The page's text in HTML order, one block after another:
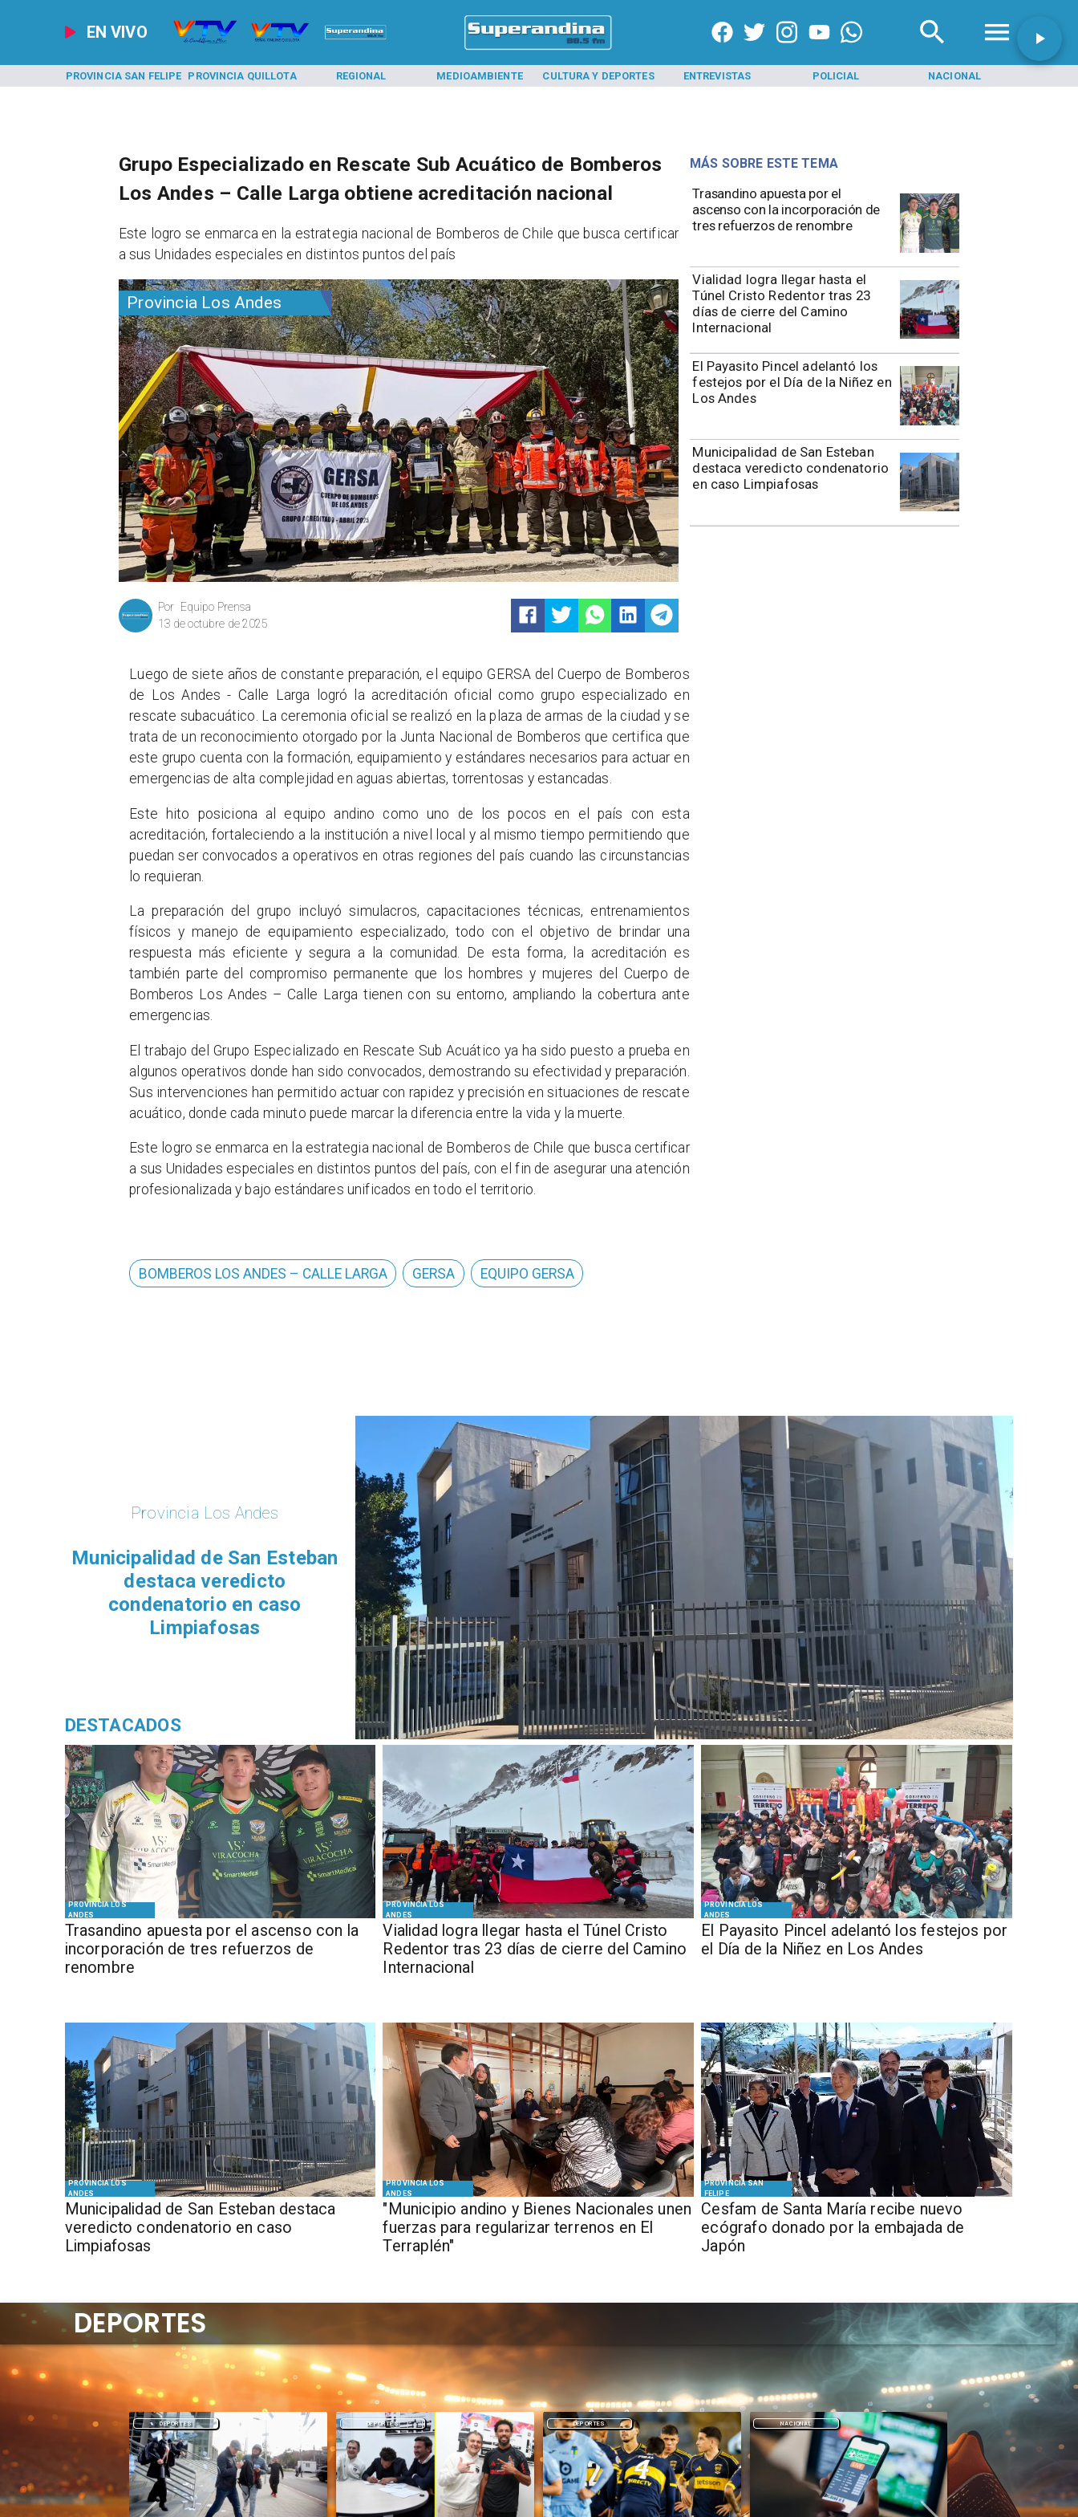
EN VIVO
PROVINCIA SAN FELIPE PROVINCIA QUILLOTA REGIONAL MEDIOAMBIENTE CULTURA Y DEPORTES ENTREVISTAS POLICIAL NACIONAL
Provincia Los Andes
Equipo Prensa
Por
13 de octubre de 2025
Trasandino apuesta por el
ascenso con la incorporación de
tres refuerzos de renombre
Vialidad logra llegar hasta el
Túnel Cristo Redentor tras 23
días de cierre del Camino
Internacional
El Payasito Pincel adelantó los
festejos por el Día de la Niñez en
Los Andes
Municipalidad de San Esteban
destaca veredicto condenatorio
en caso Limpiafosas
MÁS SOBRE ESTE TEMA
Grupo Especializado en Rescate Sub Acuático de Bomberos
Los Andes – Calle Larga obtiene acreditación nacional
​Este logro se enmarca en la estrategia nacional de Bomberos de Chile que busca certificar
a sus Unidades especiales en distintos puntos del país
Luego de siete años de constante preparación, el equipo GERSA del Cuerpo de Bomberos
de Los Andes - Calle Larga logró la acreditación oficial como grupo especializado en
rescate subacuático. La ceremonia oficial se realizó en la plaza de armas de la ciudad y se
trata de un reconocimiento otorgado por la Junta Nacional de Bomberos que certifica que
este grupo cuenta con la formación, equipamiento y estándares necesarios para actuar en
emergencias de alta complejidad en aguas abiertas, torrentosas y estancadas.
Este hito posiciona al equipo andino como uno de los pocos en el país con esta
acreditación, fortaleciendo a la institución a nivel local y al mismo tiempo permitiendo que
puedan ser convocados a operativos en otras regiones del país cuando las circunstancias
lo requieran.
La preparación del grupo incluyó simulacros, capacitaciones técnicas, entrenamientos
físicos y manejo de equipamiento especializado, todo con el objetivo de brindar una
respuesta más eficiente y segura a la comunidad. De esta forma, la acreditación es
también parte del compromiso permanente que los hombres y mujeres del Cuerpo de
Bomberos Los Andes – Calle Larga tienen con su entorno, ampliando la cobertura ante
emergencias.
El trabajo del Grupo Especializado en Rescate Sub Acuático ya ha sido puesto a prueba en
algunos operativos donde han sido convocados, demostrando su efectividad y preparación.
Sus intervenciones han permitido actuar con rapidez y precisión en situaciones de rescate
acuático, donde cada minuto puede marcar la diferencia entre la vida y la muerte.
Este logro se enmarca en la estrategia nacional de Bomberos de Chile que busca certificar
a sus Unidades especiales en distintos puntos del país, con el fin de asegurar una atención
profesionalizada y bajo estándares unificados en todo el territorio.
BOMBEROS LOS ANDES – CALLE LARGA GERSA EQUIPO GERSA
PROVINCIA LOS
ANDES
Trasandino apuesta por el ascenso con la
incorporación de tres refuerzos de
renombre
PROVINCIA LOS
ANDES
Vialidad logra llegar hasta el Túnel Cristo
Redentor tras 23 días de cierre del Camino
Internacional
PROVINCIA LOS
ANDES
El Payasito Pincel adelantó los festejos por
el Día de la Niñez en Los Andes
PROVINCIA LOS
ANDES
Municipalidad de San Esteban destaca
veredicto condenatorio en caso
Limpiafosas
PROVINCIA LOS
ANDES
"Municipio andino y Bienes Nacionales unen
fuerzas para regularizar terrenos en El
Terraplén"
PROVINCIA SAN
FELIPE
Cesfam de Santa María recibe nuevo
ecógrafo donado por la embajada de
Japón
Provincia Los Andes
Municipalidad de San Esteban
destaca veredicto
condenatorio en caso
Limpiafosas
DESTACADOS
DEPORTES DEPORTES NACIONAL DEPORTES
DEPORTES